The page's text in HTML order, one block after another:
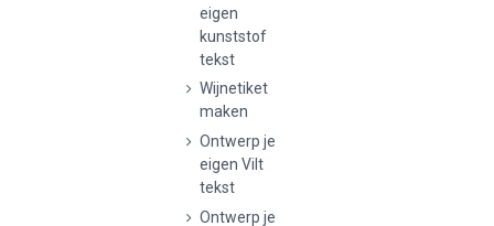
eigen
kunststof
tekst
Wijnetiket
maken
Ontwerp je
eigen Vilt
tekst
Ontwerp je